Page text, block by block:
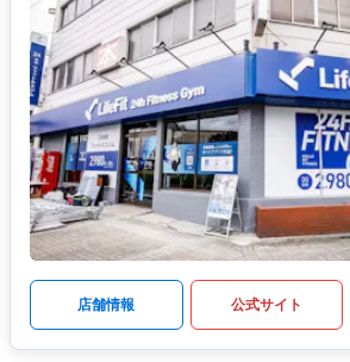
店舗情報 公式サイト